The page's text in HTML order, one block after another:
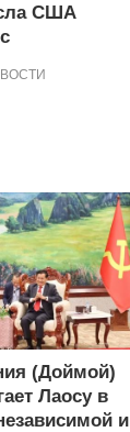
США
(Доймой)
Лаосу в
и